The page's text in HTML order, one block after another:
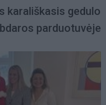
karališkasis gedulo
parduotuvėje